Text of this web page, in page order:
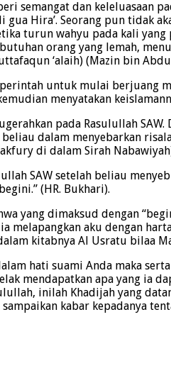
semangat dan keleluasaan
Hira’. Seorang pun tidak
turun wahyu pada kali
orang yang lemah,
‘alaih) (Mazin bin
untuk mulai berjuang
menyatakan
pada Rasulullah
dalam menyebarkan
di dalam Sirah
SAW setelah beliau
(HR. Bukhari).
yang dimaksud dengan
melapangkan aku dengan
kitabnya Al Usratu bilaa
hati suami Anda maka
mendapatkan apa yang ia
inilah Khadijah yang
kabar kepadanya